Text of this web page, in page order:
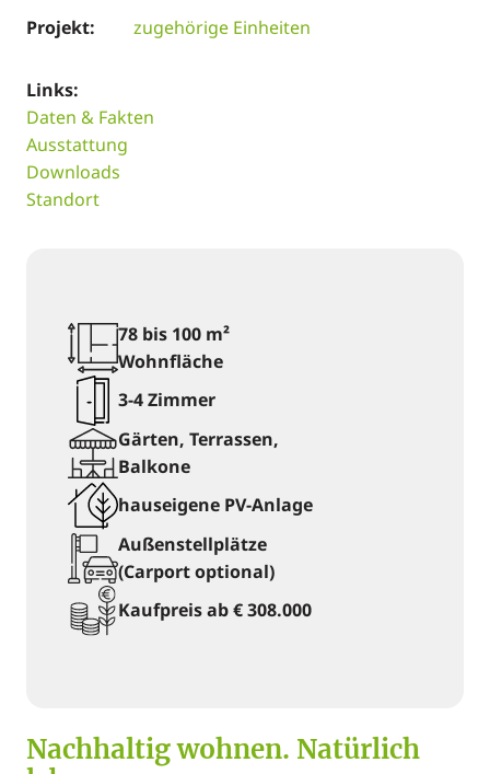
Projekt: zugehörige Einheiten
Links:
Daten & Fakten
Ausstattung
Downloads
Standort
78 bis 100 m²
Wohnfläche
3-4 Zimmer
Gärten, Terrassen,
Balkone
hauseigene PV-Anlage
Außenstellplätze
(Carport optional)
Kaufpreis ab € 308.000
Nachhaltig wohnen. Natürlich